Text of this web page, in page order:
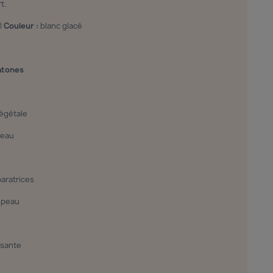
Couleur : blanc glacé